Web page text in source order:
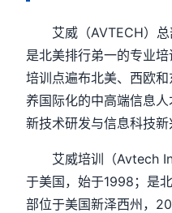
艾威（AVTECH）总
是北美排行弟一的专业
培训点遍布北美、西欧
养国际化的中高端信息
新技术研发与信息科技新
艾威培训（Avtech
于美国，始于1998；是
部位于美国新泽西州，